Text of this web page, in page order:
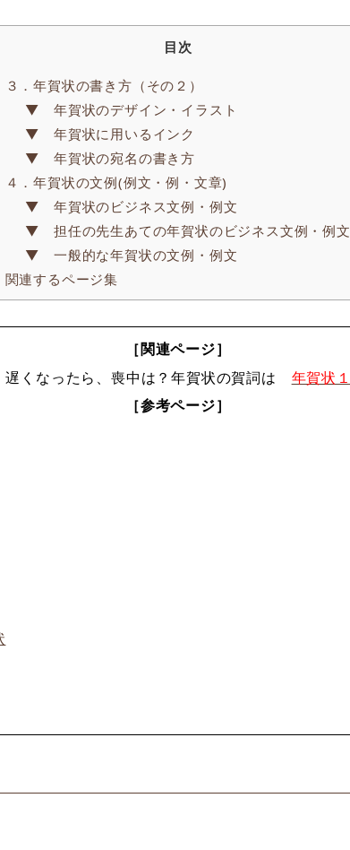
目次
３．年賀状の書き方（その２）
▼ 年賀状のデザイン・イラスト
▼ 年賀状に用いるインク
▼ 年賀状の宛名の書き方
４．年賀状の文例(例文・例・文章)
▼ 年賀状のビジネス文例・例文
▼ 担任の先生あての年賀状のビジネス文例・例文
▼ 一般的な年賀状の文例・例文
関連するページ集
［関連ページ］
遅くなったら、喪中は？年賀状の賀詞は 年賀状１
［参考ページ］